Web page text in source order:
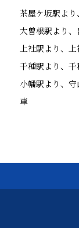
茶屋ケ坂駅よ
大曽根駅より
上社駅より、
千種駅より、
小幡駅より、守
車